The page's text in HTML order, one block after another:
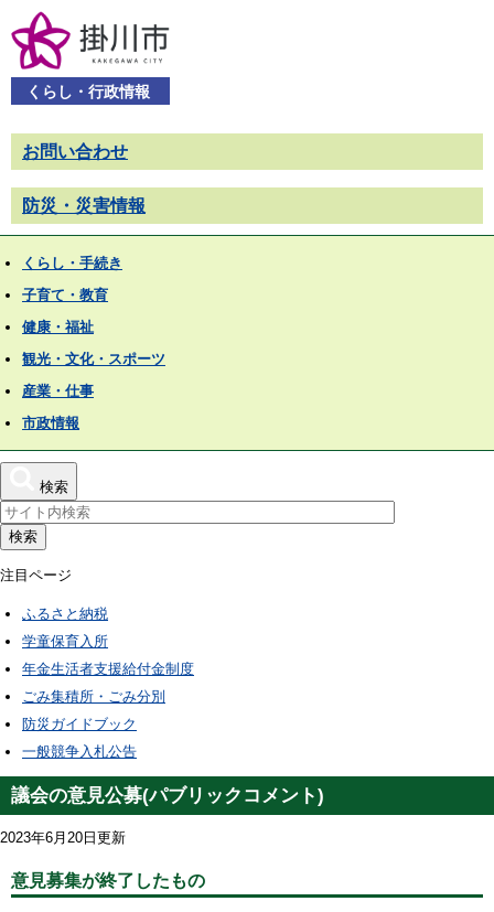
くらし・行政情報
お問い合わせ
防災・災害情報
くらし・手続き
子育て・教育
健康・福祉
観光・文化・スポーツ
産業・仕事
市政情報
検索
検索
注目ページ
ふるさと納税
学童保育入所
年金生活者支援給付金制度
ごみ集積所・ごみ分別
防災ガイドブック
一般競争入札公告
議会の意見公募(パブリックコメント)
2023年6月20日更新
意見募集が終了したもの